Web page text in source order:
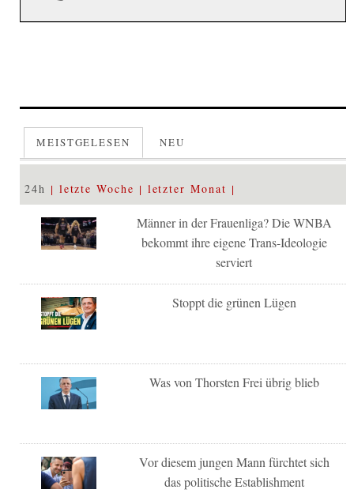
MEISTGELESEN NEU
24h letzte Woche letzter Monat
Männer in der Frauenliga? Die WNBA
bekommt ihre eigene Trans-Ideologie
serviert
Stoppt die grünen Lügen
Was von Thorsten Frei übrig blieb
Vor diesem jungen Mann fürchtet sich
das politische Establishment